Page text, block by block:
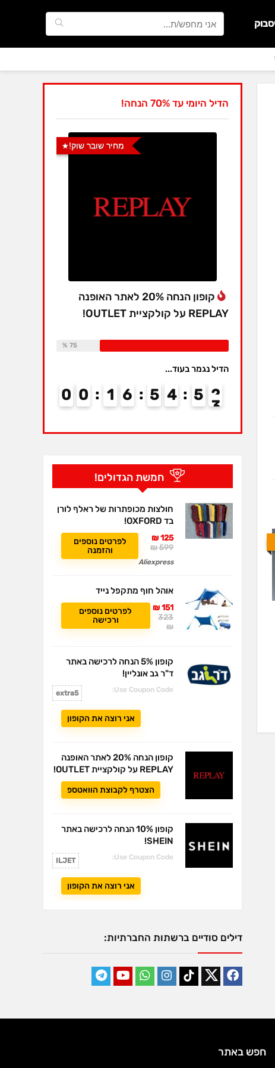
הדיל היומי עד 70% הנחה!
מחיר שובר שוק!
קופון הנחה 20% לאתר האופנה
REPLAY על קולקציית OUTLET!
Available:
75 %
הדיל נגמר בעוד...
0 0 1 6 5 4 5 2
חמשת הגדולים!
חולצות מכופתרות של ראלף לורן
בד OXFORD!
125 ₪
599 ₪
Aliexpress
לפרטים נוספים
והזמנה
אוהל חוף מתקפל נייד
151 ₪
323
₪
לפרטים נוספים
ורכישה
קופון 5% הנחה לרכישה באתר
ד"ר גב אונליין!
Use Coupon Code:
extra5
אני רוצה את הקופון
קופון הנחה 20% לאתר האופנה
REPLAY על קולקציית OUTLET!
הצטרף לקבוצת הוואטספ
קופון 10% הנחה לרכישה באתר
SHEIN!
Use Coupon Code:
ILJET
אני רוצה את הקופון
דילים סודיים ברשתות החברתיות:
חפש באתר